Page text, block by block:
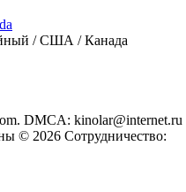
/ США / Канада
DMCA: kinolar@internet.ru
© 2026 Сотрудничество: